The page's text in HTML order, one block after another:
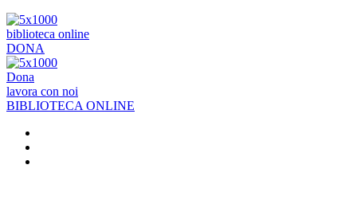
biblioteca online
DONA
Dona
lavora con noi
BIBLIOTECA ONLINE